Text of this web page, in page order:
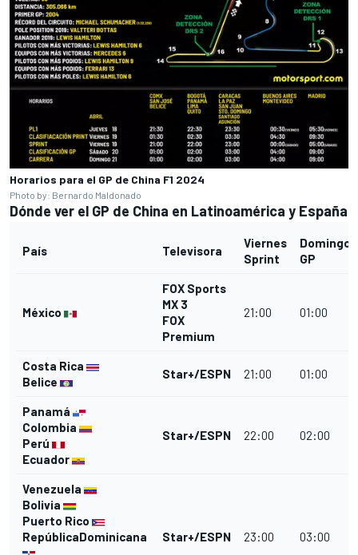
Horarios para el GP de China F1 2024
Photo by: Bernardo Maldonado
Dónde ver el GP de China en Latinoamérica y España
País Televisora
Viernes
Sprint
Domingo
GP
México
FOX Sports
MX 3
FOX
Premium
21:00 01:00
Costa Rica
Belice
Star+/ESPN 21:00 01:00
Panamá
Colombia
Perú
Ecuador
Star+/ESPN 22:00 02:00
Venezuela
Bolivia
Puerto Rico
RepúblicaDominicana
Star+/ESPN 23:00 03:00